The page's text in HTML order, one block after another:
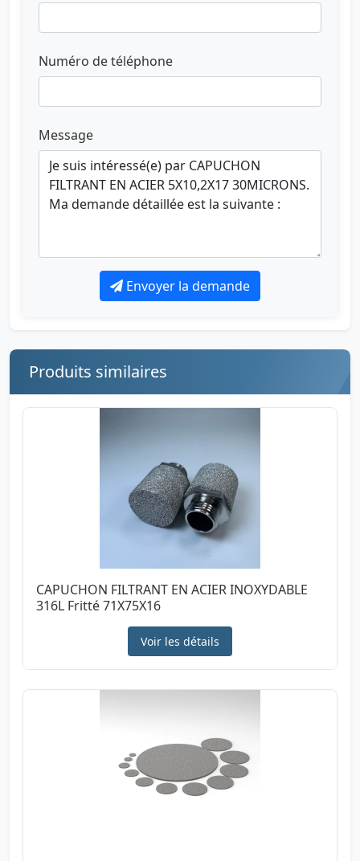
Numéro de téléphone
Message
Envoyer la demande
Produits similaires
CAPUCHON FILTRANT EN ACIER INOXYDABLE
316L Fritté 71X75X16
Voir les détails